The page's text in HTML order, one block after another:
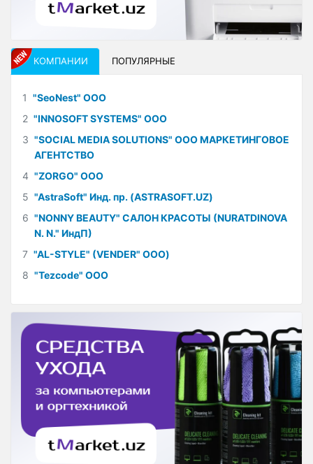
КОМПАНИИ ПОПУЛЯРНЫЕ
1 "SeoNest" ООО
2 "INNOSOFT SYSTEMS" ООО
3 "SOCIAL MEDIA SOLUTIONS" ООО МАРКЕТИНГОВОЕ
АГЕНТСТВО
4 "ZORGO" ООО
5 "AstraSoft" Инд. пр. (ASTRASOFT.UZ)
6 "NONNY BEAUTY" САЛОН КРАСОТЫ (NURATDINOVA
N. N." ИндП)
7 "AL-STYLE" (VENDER" ООО)
8 "Tezcode" ООО